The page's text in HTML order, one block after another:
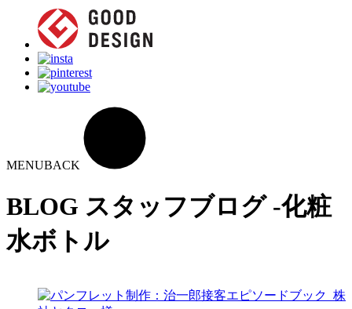
MENUBACK
BLOG スタッフブログ -化粧
水ボトル